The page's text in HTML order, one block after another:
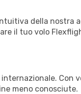
della nostra
il tuo volo
Con
meno conosciute.